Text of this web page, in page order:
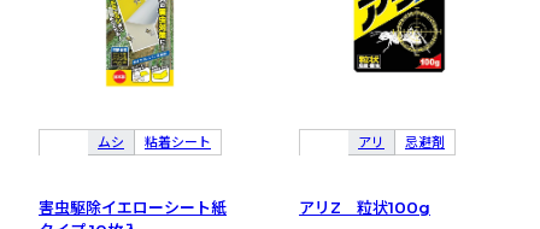
ムシ 粘着シート
害虫駆除イエローシート紙
アリ 忌避剤
アリZ 粒状100g